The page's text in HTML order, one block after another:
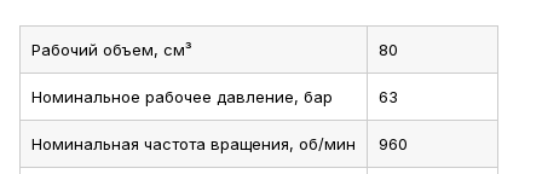
Рабочий объем, см³ 80
Номинальное рабочее давление, бар 63
Номинальная частота вращения, об/мин 960